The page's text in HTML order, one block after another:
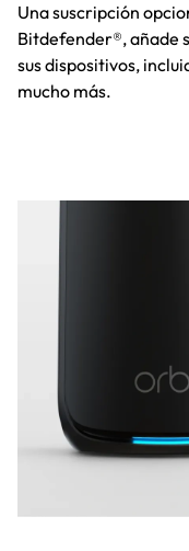
Una suscripción
Bitdefender®, añade
sus dispositivos,
mucho más.